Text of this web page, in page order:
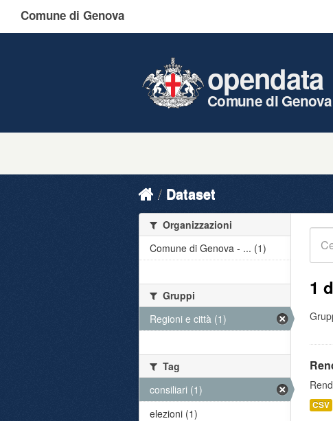
Comune di Genova
opendata
Comune di Genova
Dataset
1
CSV
Organizzazioni
Comune di Genova - ... (1)
Gruppi
Regioni e città (1)
Tag
consiliari (1)
elezioni (1)